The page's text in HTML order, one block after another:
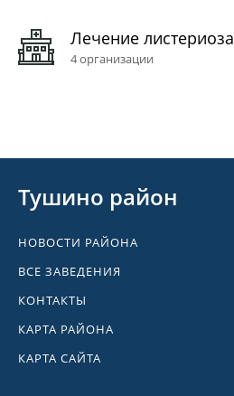
Лечение листериоза
4 организации
Тушино район
НОВОСТИ РАЙОНА
ВСЕ ЗАВЕДЕНИЯ
КОНТАКТЫ
КАРТА РАЙОНА
КАРТА САЙТА